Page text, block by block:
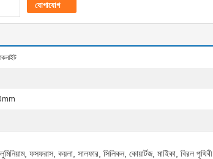
যোগাযোগ
ফসফরাস, কয়লা, সালফার, সিলিকন, কোয়ার্টজ, মাইিকা, বিরল পৃথিবী